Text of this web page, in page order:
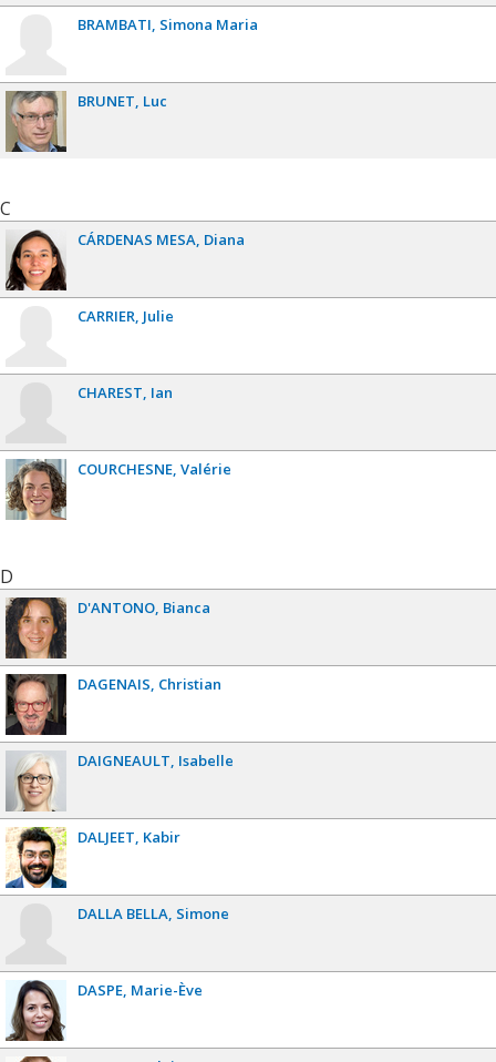
BRAMBATI Simona Maria
BRUNET Luc
C
CÁRDENAS MESA Diana
CARRIER Julie
CHAREST Ian
COURCHESNE Valérie
D
D'ANTONO Bianca
DAGENAIS Christian
DAIGNEAULT Isabelle
DALJEET Kabir
DALLA BELLA Simone
DASPE Marie-Ève